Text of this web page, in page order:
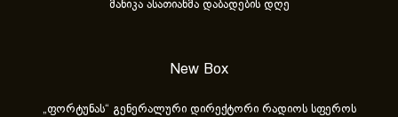
მანიკა ასათიანმა დაბადების დღე
New Box
„ფორტუნას“ გენერალური დირექტორი რადიოს სფეროს